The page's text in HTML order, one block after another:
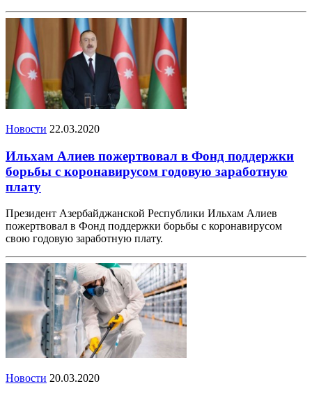
Новости 22.03.2020
Ильхам Алиев пожертвовал в Фонд поддержки
борьбы с коронавирусом годовую заработную
плату
Президент Азербайджанской Республики Ильхам Алиев
пожертвовал в Фонд поддержки борьбы с коронавирусом
свою годовую заработную плату.
Новости 20.03.2020